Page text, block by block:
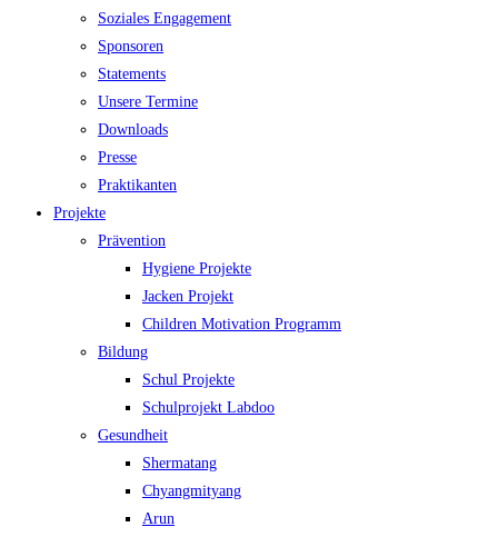
Soziales Engagement
Sponsoren
Statements
Unsere Termine
Downloads
Presse
Praktikanten
Projekte
Prävention
Hygiene Projekte
Jacken Projekt
Children Motivation Programm
Bildung
Schul Projekte
Schulprojekt Labdoo
Gesundheit
Shermatang
Chyangmityang
Arun